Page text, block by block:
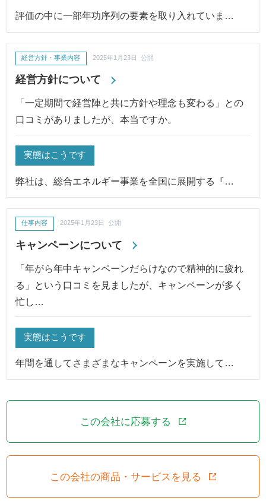
評価の中に一部年功序列の要素を取り入れていま…
経営方針について
経営方針・事業内容 2025年1月23日 公開
「一定期間で経営陣と共に方針や理念も変わる」との
口コミがありましたが、本当ですか。
実態はこうです
弊社は、総合エネルギー事業を全国に展開する『…
キャンペーンについて
仕事内容 2025年1月23日 公開
「年がら年中キャンペーンだらけなので精神的に疲れ
る」という口コミを見ましたが、キャンペーンが多く
忙し…
実態はこうです
年間を通してさまざまなキャンペーンを実施して…
この会社に応募する
この会社の商品・サービスを見る